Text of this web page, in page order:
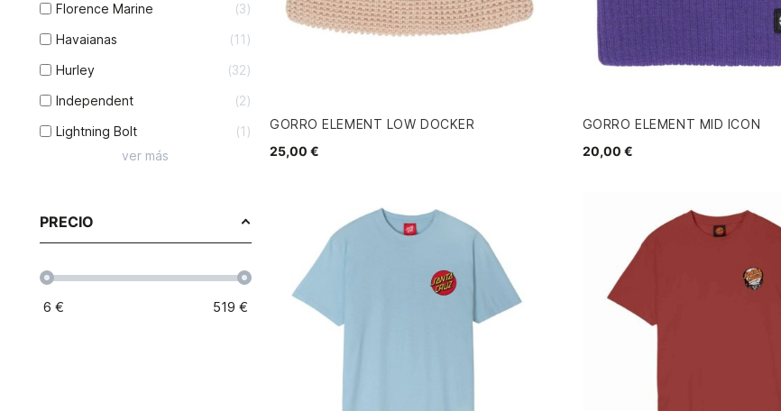
Florence Marine
3
Havaianas
11
Hurley
32
Independent
2
Lightning Bolt
1
ver más
PRECIO
6 € 519 €
GORRO ELEMENT LOW DOCKER
25,00 €
GORRO ELEMENT MID ICON
20,00 €